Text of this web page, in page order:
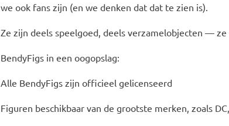
we ook fans zijn (en we denken dat dat te zien is).
Ze zijn deels speelgoed, deels verzamelobjecten —
BendyFigs in een oogopslag:
Alle BendyFigs zijn officieel gelicenseerd
Figuren beschikbaar van de grootste merken, zoals